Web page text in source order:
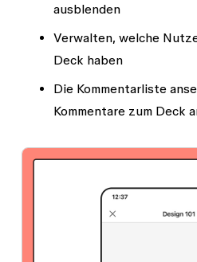
ausblenden
Verwalten, welche
Deck haben
Die Kommentarliste
Kommentare zum Deck